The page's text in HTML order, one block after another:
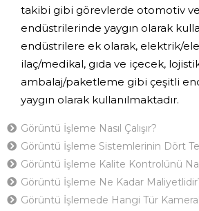
takibi gibi görevlerde otomotiv
endüstrilerinde yaygın olarak
endüstrilere ek olarak, elektrik/
ilaç/medikal, gıda ve içecek,
ambalaj/paketleme gibi çeşitli
yaygın olarak kullanılmaktadır.
Görüntü İşleme Nasıl Çalışır?
Görüntü İşleme Sistemlerinin Dört
Görüntü İşleme Kalite Kontrolünü
Görüntü İşleme Ne Kadar
Görüntü İşlemede Hangi Tür